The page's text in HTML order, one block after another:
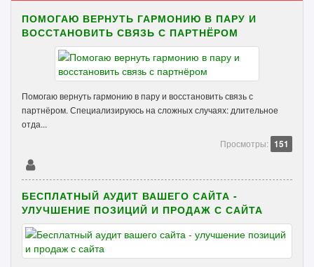
ПОМОГАЮ ВЕРНУТЬ ГАРМОНИЮ В ПАРУ И
ВОССТАНОВИТЬ СВЯЗЬ С ПАРТНЁРОМ
Помогаю вернуть гармонию в пару и восстановить связь с
партнёром. Специализируюсь на сложных случаях: длительное
отда...
Просмотры: 151
БЕСПЛАТНЫЙ АУДИТ ВАШЕГО САЙТА -
УЛУЧШЕНИЕ ПОЗИЦИЙ И ПРОДАЖ С САЙТА